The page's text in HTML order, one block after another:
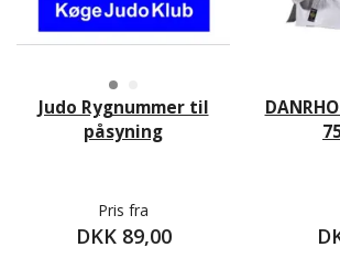
Judo Rygnummer til
påsyning
Pris fra
DKK 89,00